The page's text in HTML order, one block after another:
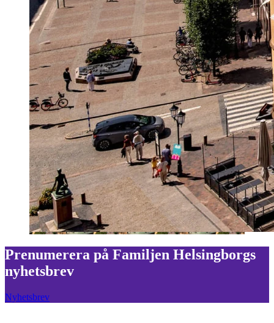
Prenumerera på Familjen Helsingborgs
nyhetsbrev
Nyhetsbrev